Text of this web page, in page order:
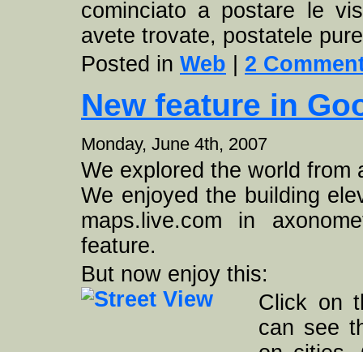
cominciato a postare le
avete trovate, postatele
Posted in Web 2
New feature in
Monday, June 4th, 2007
We explored the world from
We enjoyed the building
maps.live.com in
feature.
But now enjoy this:
Click on
can see